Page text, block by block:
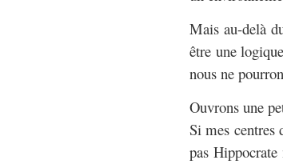
Mais au-delà
être une
nous ne
Ouvrons une
Si mes centres
pas